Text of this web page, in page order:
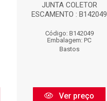
JUNTA COLETOR
ESCAMENTO : B142049
Código: B142049
Embalagem: PC
Bastos
Ver preço